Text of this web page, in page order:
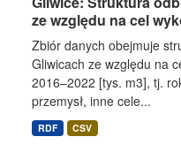
ze względu na cel
Zbiór danych obejmuje
Gliwicach ze względu na
2016–2022 [tys. m3], tj.
przemysł, inne cele...
RDF CSV